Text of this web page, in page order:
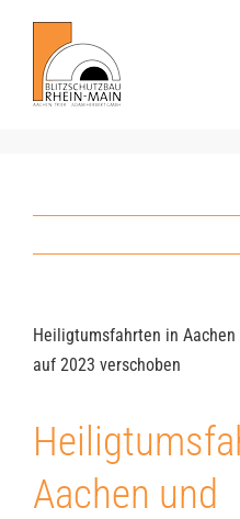
springen
Heiligtumsfahrten in
auf 2023 verschoben
Aachen und